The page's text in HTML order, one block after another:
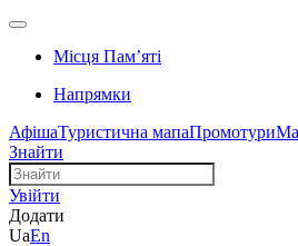
Місця Памʼяті
Напрямки
АфішаТуристична мапаПромотури
Знайти
Увійти
Додати
UaEn